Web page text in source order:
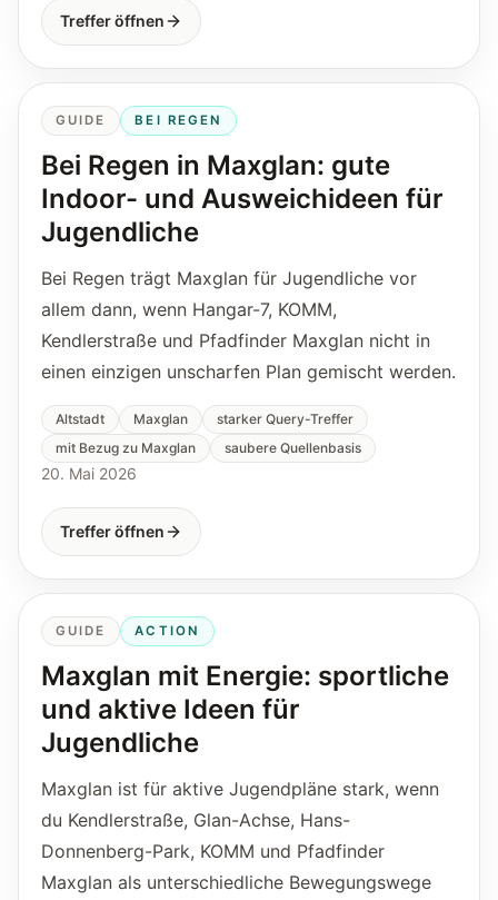
Treffer öffnen
GUIDE BEI REGEN
Bei Regen in Maxglan: gute
Indoor- und Ausweichideen für
Jugendliche
Bei Regen trägt Maxglan für Jugendliche vor
allem dann, wenn Hangar-7, KOMM,
Kendlerstraße und Pfadfinder Maxglan nicht in
einen einzigen unscharfen Plan gemischt werden.
Altstadt Maxglan
starker Query-Treffer
mit Bezug zu Maxglan
saubere Quellenbasis
20. Mai 2026
Treffer öffnen
GUIDE ACTION
Maxglan mit Energie: sportliche
und aktive Ideen für
Jugendliche
Maxglan ist für aktive Jugendpläne stark, wenn
du Kendlerstraße, Glan-Achse, Hans-
Donnenberg-Park, KOMM und Pfadfinder
Maxglan als unterschiedliche Bewegungswege